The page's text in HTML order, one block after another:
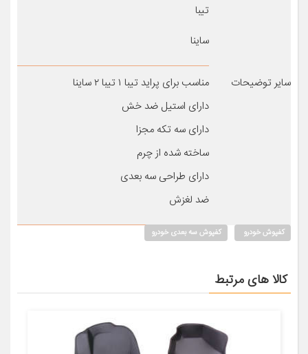
تیبا
ساینا
سایر توضیحات
مناسب برای پراید تیبا ۱ تیبا ۲ ساینا
دارای استیل ضد خش
دارای سه تکه مجزا
ساخته شده از چرم
دارای طراحی سه بعدی
ضد لغزش
کفپوش خودرو کفپوش سه بعدی خودرو
کالا های مرتبط